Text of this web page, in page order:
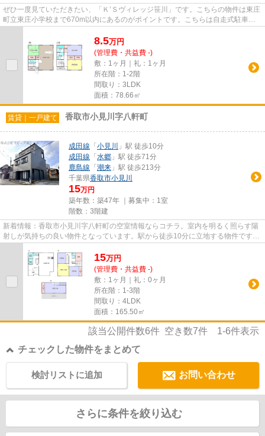
ぜひ一度見ていただきたい、「Ｋ’Ｓヴィレッジ笹川」です。こちらの物件は東庄
町立東庄小学校まで670m以内にあるのがポイントです。こちらは自走式駐車場
8.5万円
(管理費・共益費 -)
敷：1ヶ月｜礼：1ヶ月
所在階：1-2階
間取り：3LDK
面積：78.66㎡
賃貸｜一戸建て 香取市小見川字八軒町
成田線 「 小見川
」駅 徒歩10分
成田線 「 水郷 」駅 徒歩71分
鹿島線 「 潮来 」駅 徒歩213分
千葉県香取市小見川
15万円
築年数：築47年 ｜募集中： 1室
階数：3階建
新着情報：香取市小見川字八軒町の空室情報ならコチラ。室内を明るく照らす陽
射しが気持ちの良い物件となっています。駅から徒歩10分に立地する物件です。
15万円
(管理費・共益費 -)
敷：1ヶ月｜礼：0ヶ月
所在階：1-3階
間取り：4LDK
面積：165.50㎡
該当公開件数6件 空き数7件 1-6件表示
チェックした物件をまとめて
お問い合わせ
検討リストに追加
さらに条件を絞り込む